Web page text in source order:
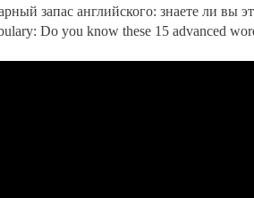
запас английского: знаете ли вы
Do you know these 15 advanced